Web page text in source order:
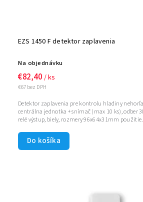
EZS 1450 F detektor zaplavenia
Na objednávku
€67 bez DPH
€82,40 / ks
Do košíka
Detektor zaplavenia pre kontrolu hladiny
centrálna jednotka + snímač (max 10 ks), odber
relé výstup, biely, rozmery 96x64x31mm